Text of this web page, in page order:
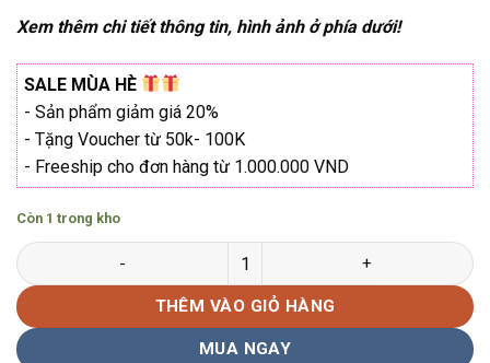
Xem thêm chi tiết thông tin, hình ảnh ở phía dưới!
SALE MÙA HÈ
- Sản phẩm giảm giá 20%
- Tặng Voucher từ 50k- 100K
- Freeship cho đơn hàng từ 1.000.000 VND
Còn 1 trong kho
Gọng kính BOLON BJ3105 chính hãng Acetate số lượng
THÊM VÀO GIỎ HÀNG
MUA NGAY